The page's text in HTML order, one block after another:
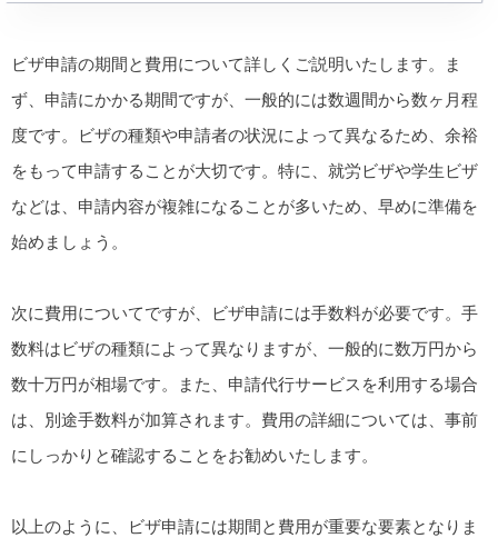
ビザ申請の期間と費用について詳しくご説明いたします。ま
ず、申請にかかる期間ですが、一般的には数週間から数ヶ月程
度です。ビザの種類や申請者の状況によって異なるため、余裕
をもって申請することが大切です。特に、就労ビザや学生ビザ
などは、申請内容が複雑になることが多いため、早めに準備を
始めましょう。
次に費用についてですが、ビザ申請には手数料が必要です。手
数料はビザの種類によって異なりますが、一般的に数万円から
数十万円が相場です。また、申請代行サービスを利用する場合
は、別途手数料が加算されます。費用の詳細については、事前
にしっかりと確認することをお勧めいたします。
以上のように、ビザ申請には期間と費用が重要な要素となりま